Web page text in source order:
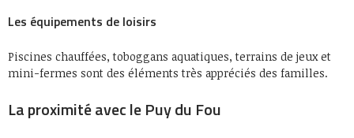
Les équipements de loisirs
Piscines chauffées, toboggans aquatiques, terrains de jeux et
mini-fermes sont des éléments très appréciés des familles.
La proximité avec le Puy du Fou